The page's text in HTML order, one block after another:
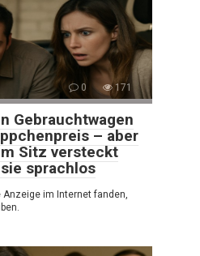
0 171
Gebrauchtwagen
– aber
Sitz versteckt
sprachlos
im Internet fanden,